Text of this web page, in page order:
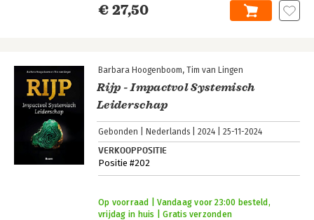
€ 27,50
Barbara Hoogenboom Tim van Lingen
Rijp - Impactvol Systemisch
Leiderschap
Gebonden Nederlands 2024 25-11-2024
VERKOOPPOSITIE
Positie #202
Op voorraad | Vandaag voor 23:00 besteld,
vrijdag in huis | Gratis verzonden